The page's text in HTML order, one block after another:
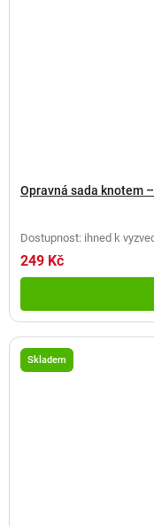
Opravná sada knotem
Dostupnost: ihned k
249 Kč
Skladem